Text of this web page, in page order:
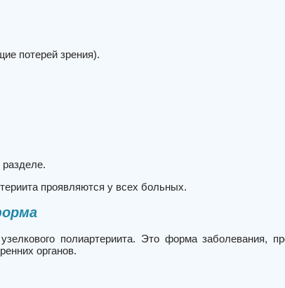
потерей зрения).
проявляются у всех больных.
полиартериита. Это форма заболевания,
органов.